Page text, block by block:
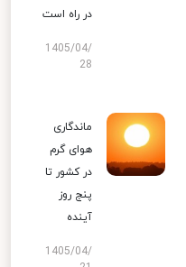
در راه است
1405/04/
28
ماندگاری
هوای گرم
در کشور تا
پنج روز
آینده
1405/04/